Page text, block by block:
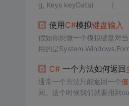
g, Keys keyData)
使用C#模拟键盘输入
假如你想做一个模拟键盘对
用的是
C#一个方法如何返回
通常一个方法只能返回一个值
回。这个时候我们就要用到out关键字。 using System; namespace test { class Testout { public int